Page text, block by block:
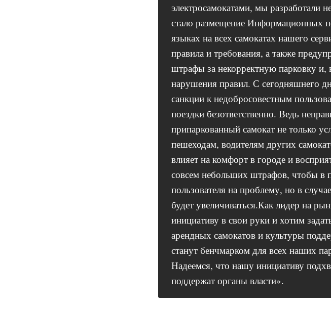
электросамокатами, мы разработали
стало размещение Информационных
языках на всех самокатах нашего
правила и требования, а также
штрафы за некорректную парковку и,
нарушения правил. С сегодняшнего
санкции к недобросовестным
поездки безответственно. Ведь
припаркованный самокат не только
пешеходам, водителям других
влияет на комфорт в городе и
совсем небольших штрафов, чтобы в
пользователя на проблему, но в
будет увеличиваться.Как лидер на
инициативу в свои руки и хотим
арендных самокатов и культуры
станут бенчмарком для всех наших
Надеемся, что нашу инициативу
поддержат органы власти».